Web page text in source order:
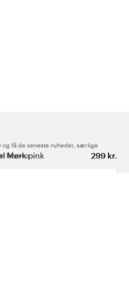
Mørk pink 299 kr.
få de seneste nyheder, særlige
læsning